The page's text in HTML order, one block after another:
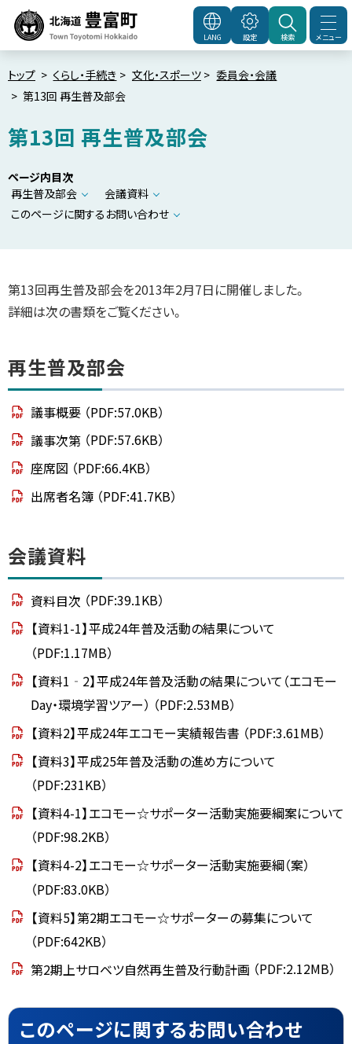
へ
メ
ー
北海道豊富町Town
メニュー
LANG 設定 検索
トップ くらし・手続き 文化・スポーツ
委員会・会議
第13回 再生普及部会
第13回 再生普及部会
ページ内目次
再生普及部会
会議資料
このページに関するお問い合わせ
第13回再生普及部会を2013年2月7日に開催しました。
詳細は次の書類をご覧ください。
再生普及部会
議事概要 （PDF:57.0KB）
議事次第 （PDF:57.6KB）
座席図 （PDF:66.4KB）
出席者名簿 （PDF:41.7KB）
ト
ッ
プ
に
戻
会議資料
資料目次 （PDF:39.1KB）
【資料1-1】平成24年普及活動の結果について
（PDF:1.17MB）
【資料1‐2】平成24年普及活動の結果について（エコモー
Day・環境学習ツアー） （PDF:2.53MB）
【資料2】平成24年エコモー実績報告書 （PDF:3.61MB）
【資料3】平成25年普及活動の進め方について
（PDF:231KB）
【資料4-1】エコモー☆サポーター活動実施要綱案について
（PDF:98.2KB）
【資料4-2】エコモー☆サポーター活動実施要綱（案）
（PDF:83.0KB）
【資料5】第2期エコモー☆サポーターの募集について
（PDF:642KB）
第2期上サロベツ自然再生普及行動計画 （PDF:2.12MB）
ト このページに関するお問い合わせ